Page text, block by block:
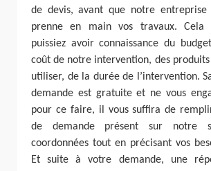
de devis, avant que notre entreprise
prenne en main vos travaux. Cela
puissiez avoir connaissance du
coût de notre intervention, des
utiliser, de la durée de l’intervention.
demande est gratuite et ne vous
pour ce faire, il vous suffira de
de demande présent sur notre
coordonnées tout en précisant vos
Et suite à votre demande, une